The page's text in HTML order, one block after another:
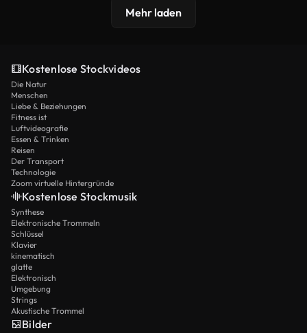
Mehr laden
Kostenlose Stockvideos
Die Natur
Menschen
Liebe & Beziehungen
Fitness ist
Luftvideografie
Essen & Trinken
Reisen
Der Transport
Technologie
Zoom virtuelle Hintergründe
Kostenlose Stockmusik
Synthese
Elektronische Trommeln
Schlüssel
Klavier
kinematisch
glatte
Elektronisch
Umgebung
Strings
Akustische Trommel
Bilder